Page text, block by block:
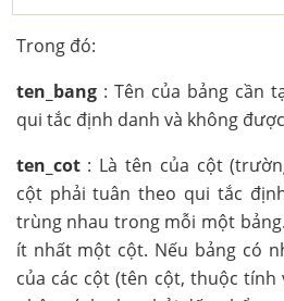
Trong đó:
ten_bang : Tên của bảng cần
qui tắc định danh và không
ten_cot : Là tên của cột
cột phải tuân theo qui tắc
trùng nhau trong mỗi một
ít nhất một cột. Nếu bảng có
của các cột (tên cột, thuộc tính